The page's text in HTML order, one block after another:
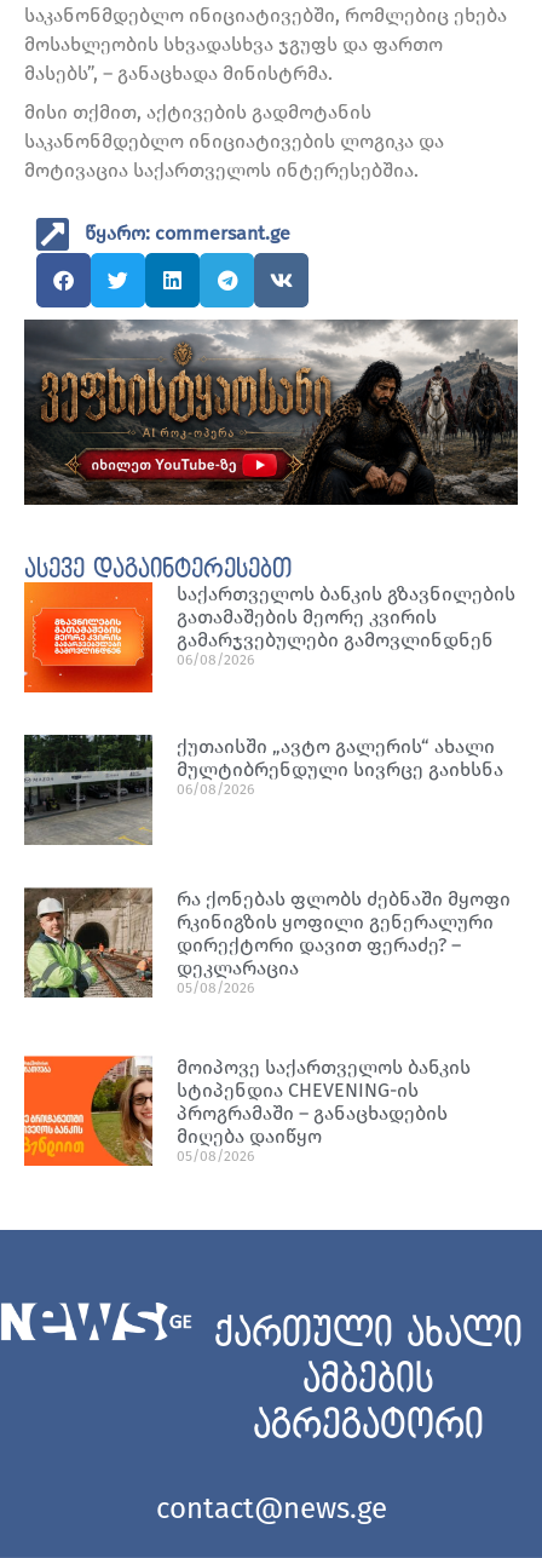
საკანონმდებლო ინიციატივებში, რომლებიც ეხება
მოსახლეობის სხვადასხვა ჯგუფს და ფართო
მასებს”, – განაცხადა მინისტრმა.
მისი თქმით, აქტივების გადმოტანის
საკანონმდებლო ინიციატივების ლოგიკა და
მოტივაცია საქართველოს ინტერესებშია.
წყარო: commersant.ge
ასევე დაგაინტერესებთ
საქართველოს ბანკის გზავნილების
გათამაშების მეორე კვირის
გამარჯვებულები გამოვლინდნენ
06/08/2026
ქუთაისში „ავტო გალერის“ ახალი
მულტიბრენდული სივრცე გაიხსნა
06/08/2026
რა ქონებას ფლობს ძებნაში მყოფი
რკინიგზის ყოფილი გენერალური
დირექტორი დავით ფერაძე? –
დეკლარაცია
05/08/2026
მოიპოვე საქართველოს ბანკის
სტიპენდია CHEVENING-ის
პროგრამაში – განაცხადების
მიღება დაიწყო
05/08/2026
ქართული ახალი
ამბების
აგრეგატორი
contact@news.ge